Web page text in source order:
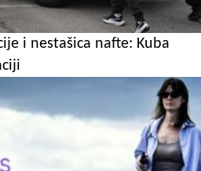
i nestašica nafte: Kuba